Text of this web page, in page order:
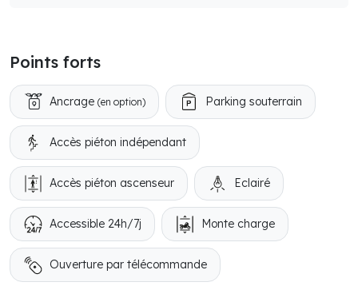
Points forts
Ancrage (en option) Parking souterrain
Accès piéton indépendant
Accès piéton ascenseur Eclairé
Accessible 24h/7j Monte charge
Ouverture par télécommande